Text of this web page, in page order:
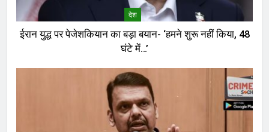
देश
ईरान युद्ध पर पेजेशकियान का बड़ा बयान- ‘हमने शुरू नहीं किया, 48
घंटे में…’